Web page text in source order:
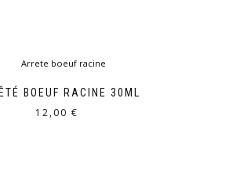
BOEUF RACINE 30ML
12,00€